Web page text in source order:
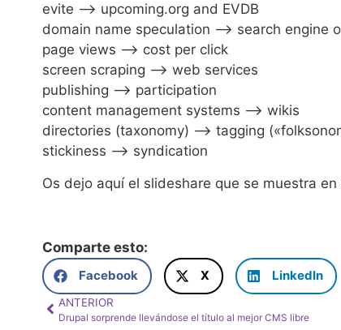
evite –> upcoming.org and EVDB
domain name speculation –> search engine
page views –> cost per click
screen scraping –> web services
publishing –> participation
content management systems –> wikis
directories (taxonomy) –> tagging
stickiness –> syndication
Os dejo aquí el slideshare que se muestra
Comparte esto:
Facebook X LinkedIn
ANTERIOR
Drupal sorprende llevándose el título al mejor CMS libre